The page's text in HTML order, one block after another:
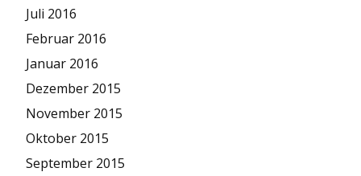
Juli 2016
Februar 2016
Januar 2016
Dezember 2015
November 2015
Oktober 2015
September 2015